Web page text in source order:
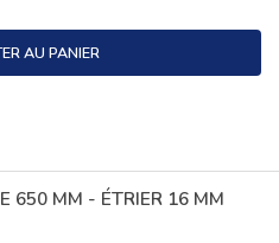
AU PANIER
650 MM - ÉTRIER 16 MM